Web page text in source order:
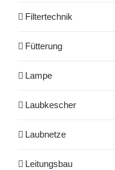
Filtertechnik
Fütterung
Lampe
Laubkescher
Laubnetze
Leitungsbau